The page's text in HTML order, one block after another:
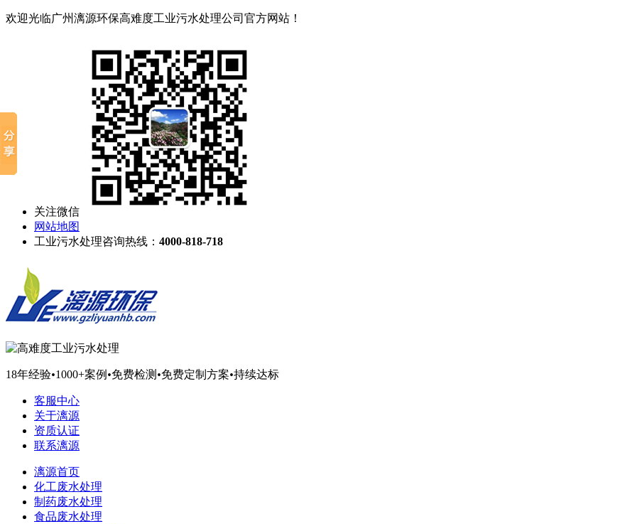
欢迎光临广州漓源环保高难度工业污水处理公司官方网站！
关注微信
网站地图
工业污水处理咨询热线： 4000-818-718
18年经验•1000+案例 •免费检测 •免费定制方案•持续达标
客服中心
关于漓源
资质认证
联系漓源
漓源首页
化工废水处理
制药废水处理
食品废水处理